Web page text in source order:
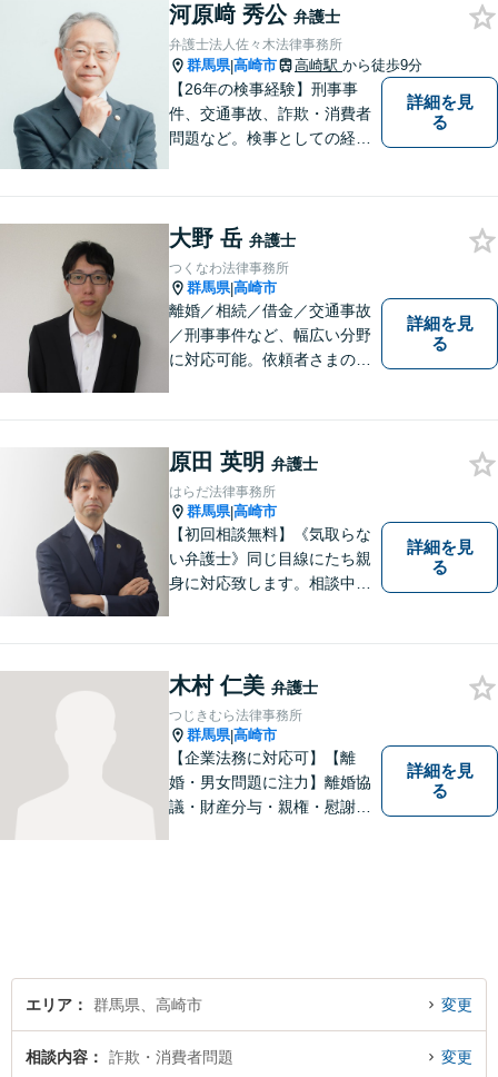
で連携し、問題解決に向けて
取り組みます。おひとりで悩
まずに、お気軽にお問い合わ
せください。
河原﨑 秀公 弁護士
弁護士法人佐々木法律事務所
群馬県|高崎市 高崎駅 から徒歩9分
【26年の検事経験】刑事事
件、交通事故、詐欺・消費者
問題など。検事としての経験
めの証拠収集が重要です。お
早めにご相談ください【休
日・夜間対応可】【完全個
室】
詳細を見
る
大野 岳 弁護士
つくなわ法律事務所
群馬県|高崎市
離婚／相続／借金／交通事故
／刑事事件など、幅広い分野
に対応可能。依頼者さまの状
ご相談ください。【完全個
室】【専用駐車場あり】
詳細を見
る
原田 英明 弁護士
はらだ法律事務所
群馬県|高崎市
【初回相談無料】《気取らな
い弁護士》同じ目線にたち親
身に対応致します。相談中も
い合わせください。
詳細を見
る
木村 仁美 弁護士
つじきむら法律事務所
群馬県|高崎市
【企業法務に対応可】【離
婚・男女問題に注力】離婚協
議・財産分与・親権・慰謝料
詳細を見
る
エリア 群馬県、高崎市 変更
相談内容 詐欺・消費者問題 変更